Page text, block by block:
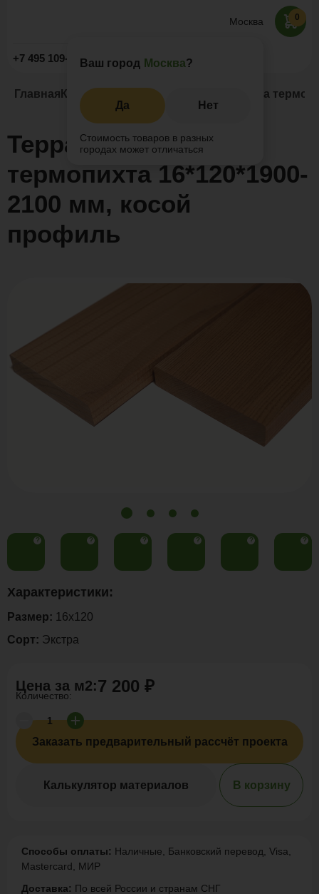
Москва
Ваш город Москва?
Да Нет
Стоимость товаров в разных
городах может отличаться
+7 495 109-52-09 Заказать звонок
0
Главная Каталог Термоясень Террасная доска
Террасная доска
термопихта 16*120*1900-
2100 мм, косой
профиль
? ? ? ? ? ?
Цена за м2:7 200 ₽
Количество:
Заказать предварительный рассчёт проекта
Калькулятор материалов В корзину
Способы оплаты: Наличные, Банковский перевод, Visa,
Mastercard, МИР
Доставка: По всей России и странам СНГ
Характеристики:
Размер: 16x120
Сорт: Экстра